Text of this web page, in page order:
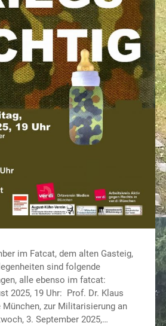
im Fatcat, dem alten Gasteig,
sind folgende
alle ebenso im fatcat:
2025, 19 Uhr: Prof. Dr. Klaus
München, zur Militarisierung an
3. September 2025,…